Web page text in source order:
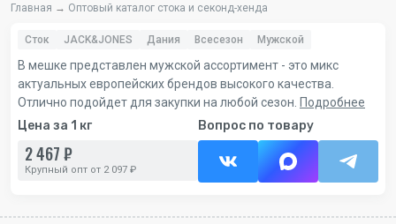
Главная → Оптовый каталог стока и секонд-хенда
Сток JACK&JONES Дания Всесезон Мужской
В мешке представлен мужской ассортимент - это микс
актуальных европейских брендов высокого качества.
Отлично подойдет для закупки на любой сезон. Подробнее
Цена за 1 кг
2 467 ₽
Крупный опт от 2 097 ₽
Вопрос по товару